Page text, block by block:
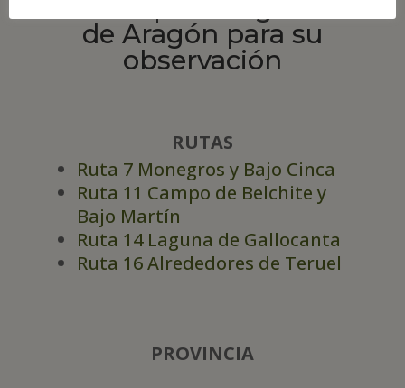
de Aragón para su
observación
RUTAS
Ruta 7 Monegros y Bajo Cinca
Ruta 11 Campo de Belchite y
Bajo Martín
Ruta 14 Laguna de Gallocanta
Ruta 16 Alrededores de Teruel
PROVINCIA